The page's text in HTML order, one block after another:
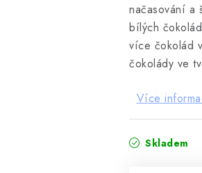
načasování a
bílých
více čokolád
čokolády ve
Více
Skladem